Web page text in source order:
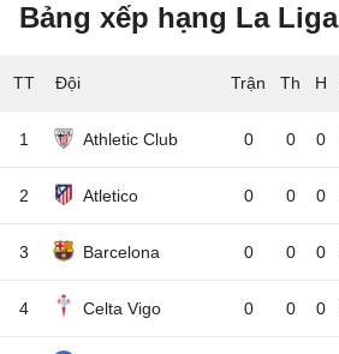
Bảng xếp hạng La Liga
TT Đội
1 Athletic Club 0 0 0
2 Atletico 0 0 0
3 Barcelona 0 0 0
4 Celta Vigo 0 0 0